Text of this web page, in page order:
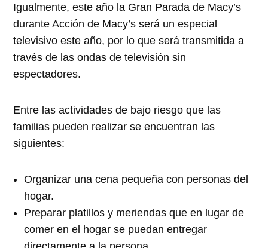
Igualmente, este año la Gran Parada de Macy’s
durante Acción de Macy’s será un especial
televisivo este año, por lo que será transmitida a
través de las ondas de televisión sin
espectadores.
Entre las actividades de bajo riesgo que las
familias pueden realizar se encuentran las
siguientes:
Organizar una cena pequeña con personas del
hogar.
Preparar platillos y meriendas que en lugar de
comer en el hogar se puedan entregar